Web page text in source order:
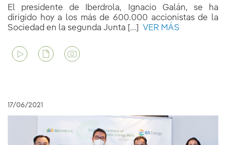
El presidente de Iberdrola, Ignacio Galán, se ha
dirigido hoy a los más de 600.000 accionistas de la
Sociedad en la segunda Junta [...]
VER MÁS
17/06/2021